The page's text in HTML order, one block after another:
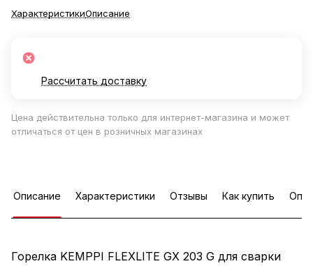
ХарактеристикиОписание
Рассчитать доставку
Цена действительна только для интернет-магазина и может
отличаться от цен в розничных магазинах
Описание Характеристики Отзывы Как купить
Горелка KEMPPI FLEXLITE GX 203 G для сварки